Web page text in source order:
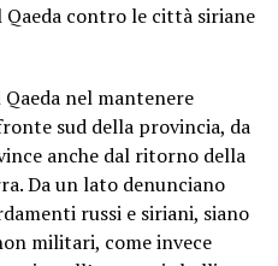
contro le città siriane
nel mantenere
sud della provincia, da
anche dal ritorno della
Da un lato denunciano
russi e siriani, siano
militari, come invece